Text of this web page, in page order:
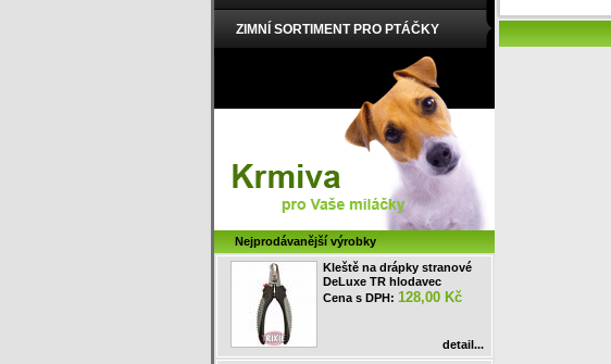
ZIMNÍ SORTIMENT PRO PTÁČKY
Nejprodávanější výrobky
Kleště na drápky stranové
DeLuxe TR hlodavec
Cena s DPH: 128,00 Kč
detail...